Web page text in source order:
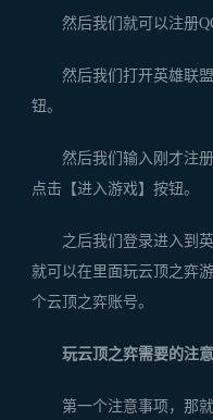
然后我们就可以注册QQ
然后我们打开英雄联盟
钮。
然后我们输入刚才注册
点击【进入游戏】按钮。
之后我们登录进入到英
就可以在里面玩云顶之弈
个云顶之弈账号。
玩云顶之弈需要的注
第一个注意事项，那就